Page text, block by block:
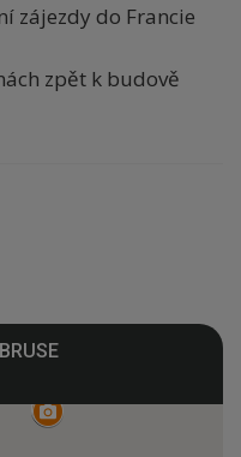
zájezdy do Francie
zpět k budově